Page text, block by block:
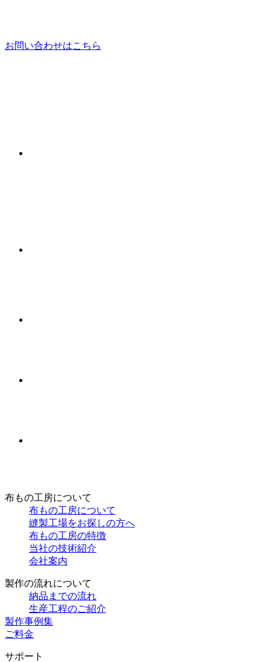
お問い合わせはこちら
布もの工房について
布もの工房について
縫製工場をお探しの方へ
布もの工房の特徴
当社の技術紹介
会社案内
製作の流れについて
納品までの流れ
生産工程のご紹介
製作事例集
ご料金
サポート